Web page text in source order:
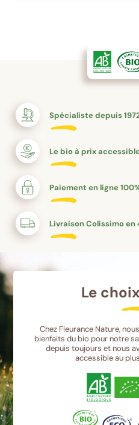
Spécialiste depuis
Le bio à prix
Paiement en ligne
Livraison Colissimo en
Le
Chez Fleurance Nature,
bienfaits du bio pour notre
depuis toujours et nous
accessible au